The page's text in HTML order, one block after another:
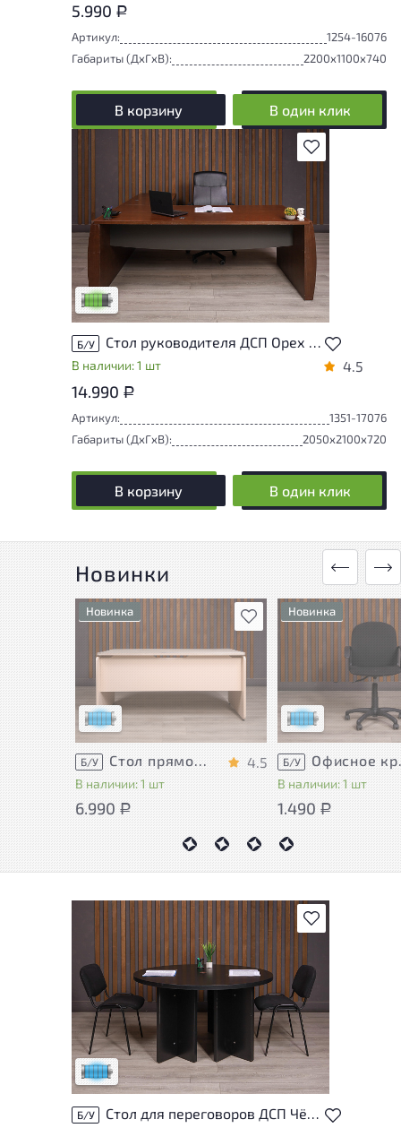
5.990 Р
Артикул:
1254-16076
Габариты (ДxГxВ):
2200x1100x740
В корзину В один клик
В избранное
У товара присутствуют незначительные
следы эксплуатации, не влияющие на
удобство его использования
Низкая степень износа
Б/У Стол руководителя ДСП Орех Россия
В наличии: 1 шт 4.5
14.990 Р
Артикул:
1351-17076
Габариты (ДxГxВ):
2050x2100x720
В корзину В один клик
Новинки
В избранное
Новинка
приближено к новому, могут
присутствовать
эксплуатации
Низкая степень износа
Б/У
В наличии: 1 шт
4.5
6.990 Р
Новинка
Состояние товара
приближено к
присутствовать
незначительные
эксплуатации
Низкая степень
Б/У
В наличии: 1 шт
1.490 Р
В избранное
Состояние товара приближено к новому,
могут присутствовать незначительные
следы эксплуатации
Низкая степень износа
Б/У